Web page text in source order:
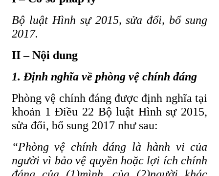
Bộ luật Hình sự 2015, sửa đổi, bổ sung
2017.
II – Nội dung
1. Định nghĩa về phòng vệ chính đáng
Phòng vệ chính đáng được định nghĩa tại
khoản 1 Điều 22 Bộ luật Hình sự 2015,
sửa đổi, bổ sung 2017 như sau:
“Phòng vệ chính đáng là hành vi của
người vì bảo vệ quyền hoặc lợi ích chính